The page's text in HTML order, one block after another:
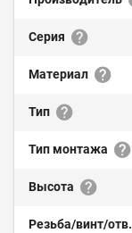
Серия
Материал
Тип
Тип монтажа
Высота
Резьба/винт/отв.